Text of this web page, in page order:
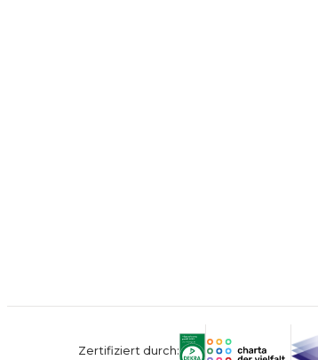
Zertifiziert durch: